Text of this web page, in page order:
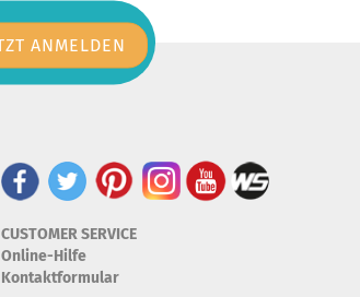
CUSTOMER SERVICE
Online-Hilfe
Kontaktformular